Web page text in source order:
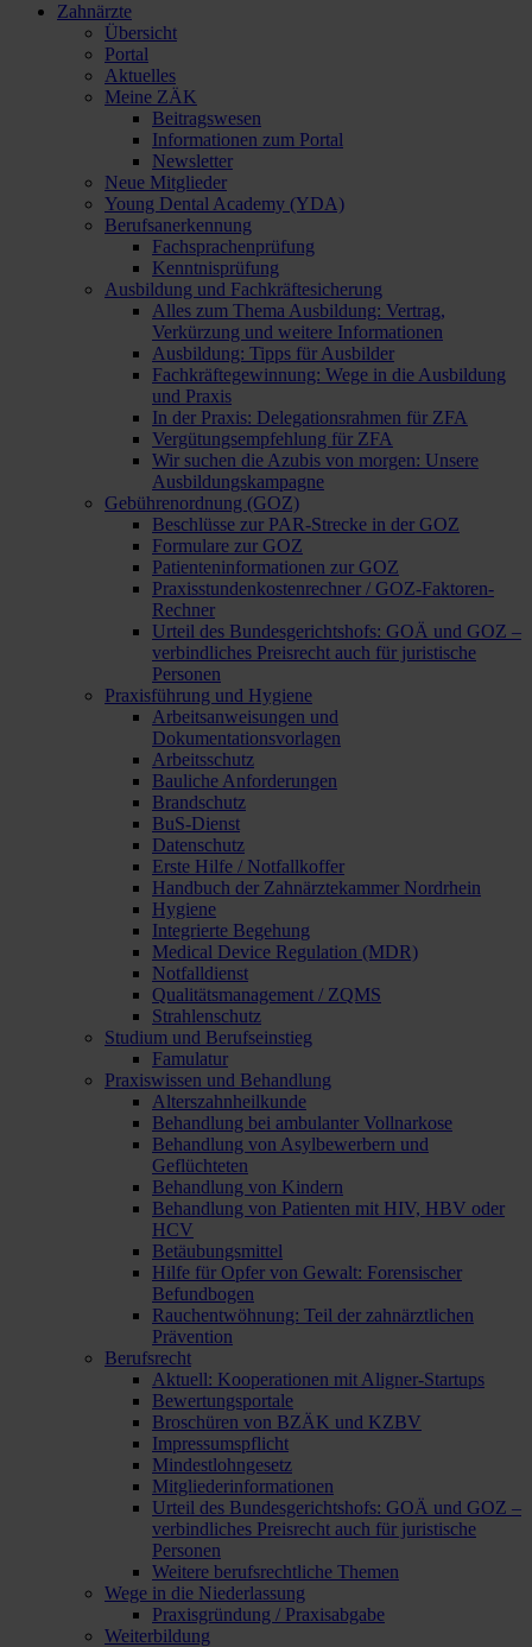
Zahnärzte
Übersicht
Portal
Aktuelles
Meine ZÄK
Beitragswesen
Informationen zum Portal
Newsletter
Neue Mitglieder
Young Dental Academy (YDA)
Berufsanerkennung
Fachsprachenprüfung
Kenntnisprüfung
Ausbildung und Fachkräftesicherung
Alles zum Thema Ausbildung: Vertrag,
Verkürzung und weitere Informationen
Ausbildung: Tipps für Ausbilder
Fachkräftegewinnung: Wege in die Ausbildung
und Praxis
In der Praxis: Delegationsrahmen für ZFA
Vergütungsempfehlung für ZFA
Wir suchen die Azubis von morgen: Unsere
Ausbildungskampagne
Gebührenordnung (GOZ)
Beschlüsse zur PAR-Strecke in der GOZ
Formulare zur GOZ
Patienteninformationen zur GOZ
Praxisstundenkostenrechner / GOZ-Faktoren-
Rechner
Urteil des Bundesgerichtshofs: GOÄ und GOZ –
verbindliches Preisrecht auch für juristische
Personen
Praxisführung und Hygiene
Arbeitsanweisungen und
Dokumentationsvorlagen
Arbeitsschutz
Bauliche Anforderungen
Brandschutz
BuS-Dienst
Datenschutz
Erste Hilfe / Notfallkoffer
Handbuch der Zahnärztekammer Nordrhein
Hygiene
Integrierte Begehung
Medical Device Regulation (MDR)
Notfalldienst
Qualitätsmanagement / ZQMS
Strahlenschutz
Studium und Berufseinstieg
Famulatur
Praxiswissen und Behandlung
Alterszahnheilkunde
Behandlung bei ambulanter Vollnarkose
Behandlung von Asylbewerbern und
Geflüchteten
Behandlung von Kindern
Behandlung von Patienten mit HIV, HBV oder
HCV
Betäubungsmittel
Hilfe für Opfer von Gewalt: Forensischer
Befundbogen
Rauchentwöhnung: Teil der zahnärztlichen
Prävention
Berufsrecht
Aktuell: Kooperationen mit Aligner-Startups
Bewertungsportale
Broschüren von BZÄK und KZBV
Impressumspflicht
Mindestlohngesetz
Mitgliederinformationen
Urteil des Bundesgerichtshofs: GOÄ und GOZ –
verbindliches Preisrecht auch für juristische
Personen
Weitere berufsrechtliche Themen
Wege in die Niederlassung
Praxisgründung / Praxisabgabe
Weiterbildung